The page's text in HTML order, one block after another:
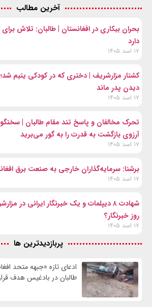
آخرین مطالب
بحران بیکاری در افغانستان | طالبان: تلاش برای
دارد
۱۷ اسد ۱۴۰۵
کشتار مزارشریف | دختری که در کودکی یتیم
دیدن پدر ماند
۱۷ اسد ۱۴۰۵
تحرک مخالفان و پاسخ تند مقام طالبان |
آرزوی بازگشت به قدرت را به گور می‌برید
۱۷ اسد ۱۴۰۵
برشنا: سرمایه‌گذاران خارجی به صنعت برق
۱۷ اسد ۱۴۰۵
شهادت ۸ دیپلمات و یک خبرنگار ایرانی در
روز خبرنگار؟
۱۷ اسد ۱۴۰۵
پربازدیدترین ها
ادعای تازه «جبهه متحد
طالبان در بادغیس هدف